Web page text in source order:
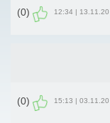
13.11.20 | 12:34
(0)
03.11.20 | 15:13
(0)